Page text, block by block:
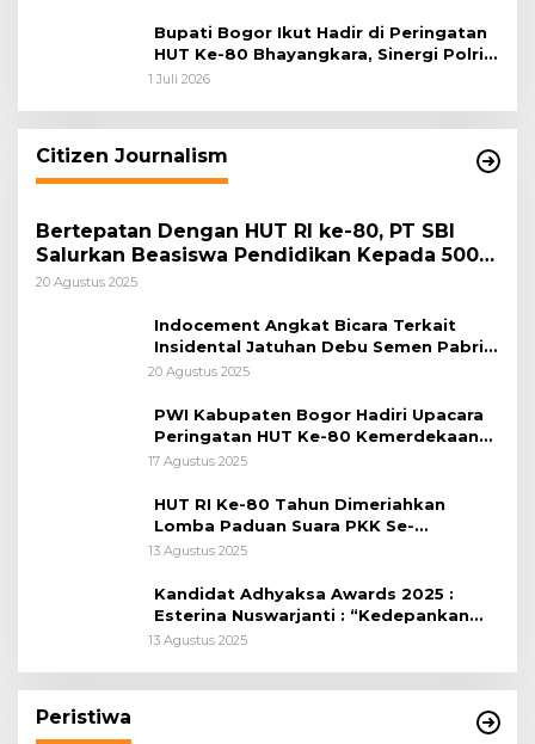
Bupati Bogor Ikut Hadir di Peringatan
HUT Ke-80 Bhayangkara, Sinergi Polri
dan Pemkab Bogor Jadi Kunci Menjaga
1 Juli 2026
Citizen Journalism
Bertepatan Dengan HUT RI ke-80, PT SBI
Salurkan Beasiswa Pendidikan Kepada 500
Pelajar
20 Agustus 2025
Indocement Angkat Bicara Terkait
Insidental Jatuhan Debu Semen Pabrik
Citeureup
20 Agustus 2025
PWI Kabupaten Bogor Hadiri Upacara
Peringatan HUT Ke-80 Kemerdekaan
RI, di Lapangan Tegar Beriman
17 Agustus 2025
HUT RI Ke-80 Tahun Dimeriahkan
Lomba Paduan Suara PKK Se-
Kabupaten Bogor
13 Agustus 2025
Kandidat Adhyaksa Awards 2025 :
Esterina Nuswarjanti : “Kedepankan
Keadilan Restoratif Wujudkan
13 Agustus 2025
Peristiwa